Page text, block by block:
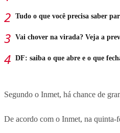
Tudo o que você precisa saber
Vai chover na virada? Veja a
DF: saiba o que abre e o que
Segundo o Inmet, há chance de
De acordo com o Inmet, na quinta-